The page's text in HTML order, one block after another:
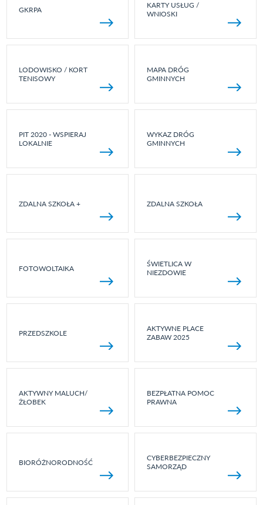
GKRPA
KARTY USŁUG /
WNIOSKI
LODOWISKO / KORT
TENISOWY
MAPA DRÓG
GMINNYCH
PIT 2020 - WSPIERAJ
LOKALNIE
WYKAZ DRÓG
GMINNYCH
ZDALNA SZKOŁA + ZDALNA SZKOŁA
FOTOWOLTAIKA
ŚWIETLICA W
NIEZDOWIE
PRZEDSZKOLE
AKTYWNE PLACE
ZABAW 2025
AKTYWNY MALUCH/
ŻŁOBEK
BEZPŁATNA POMOC
PRAWNA
BIORÓŻNORODNOŚĆ
CYBERBEZPIECZNY
SAMORZĄD